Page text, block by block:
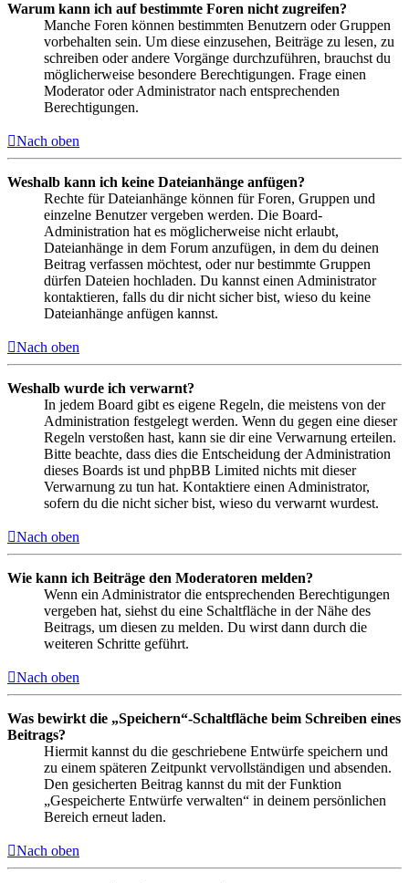
Warum kann ich auf bestimmte Foren nicht zugreifen?
Manche Foren können bestimmten Benutzern oder Gruppen
vorbehalten sein. Um diese einzusehen, Beiträge zu lesen, zu
schreiben oder andere Vorgänge durchzuführen, brauchst du
möglicherweise besondere Berechtigungen. Frage einen
Moderator oder Administrator nach entsprechenden
Berechtigungen.
Nach oben
Weshalb kann ich keine Dateianhänge anfügen?
Rechte für Dateianhänge können für Foren, Gruppen und
einzelne Benutzer vergeben werden. Die Board-
Administration hat es möglicherweise nicht erlaubt,
Dateianhänge in dem Forum anzufügen, in dem du deinen
Beitrag verfassen möchtest, oder nur bestimmte Gruppen
dürfen Dateien hochladen. Du kannst einen Administrator
kontaktieren, falls du dir nicht sicher bist, wieso du keine
Dateianhänge anfügen kannst.
Nach oben
Weshalb wurde ich verwarnt?
In jedem Board gibt es eigene Regeln, die meistens von der
Administration festgelegt werden. Wenn du gegen eine dieser
Regeln verstoßen hast, kann sie dir eine Verwarnung erteilen.
Bitte beachte, dass dies die Entscheidung der Administration
dieses Boards ist und phpBB Limited nichts mit dieser
Verwarnung zu tun hat. Kontaktiere einen Administrator,
sofern du die nicht sicher bist, wieso du verwarnt wurdest.
Nach oben
Wie kann ich Beiträge den Moderatoren melden?
Wenn ein Administrator die entsprechenden Berechtigungen
vergeben hat, siehst du eine Schaltfläche in der Nähe des
Beitrags, um diesen zu melden. Du wirst dann durch die
weiteren Schritte geführt.
Nach oben
Was bewirkt die „Speichern“-Schaltfläche beim Schreiben eines
Beitrags?
Hiermit kannst du die geschriebene Entwürfe speichern und
zu einem späteren Zeitpunkt vervollständigen und absenden.
Den gesicherten Beitrag kannst du mit der Funktion
„Gespeicherte Entwürfe verwalten“ in deinem persönlichen
Bereich erneut laden.
Nach oben